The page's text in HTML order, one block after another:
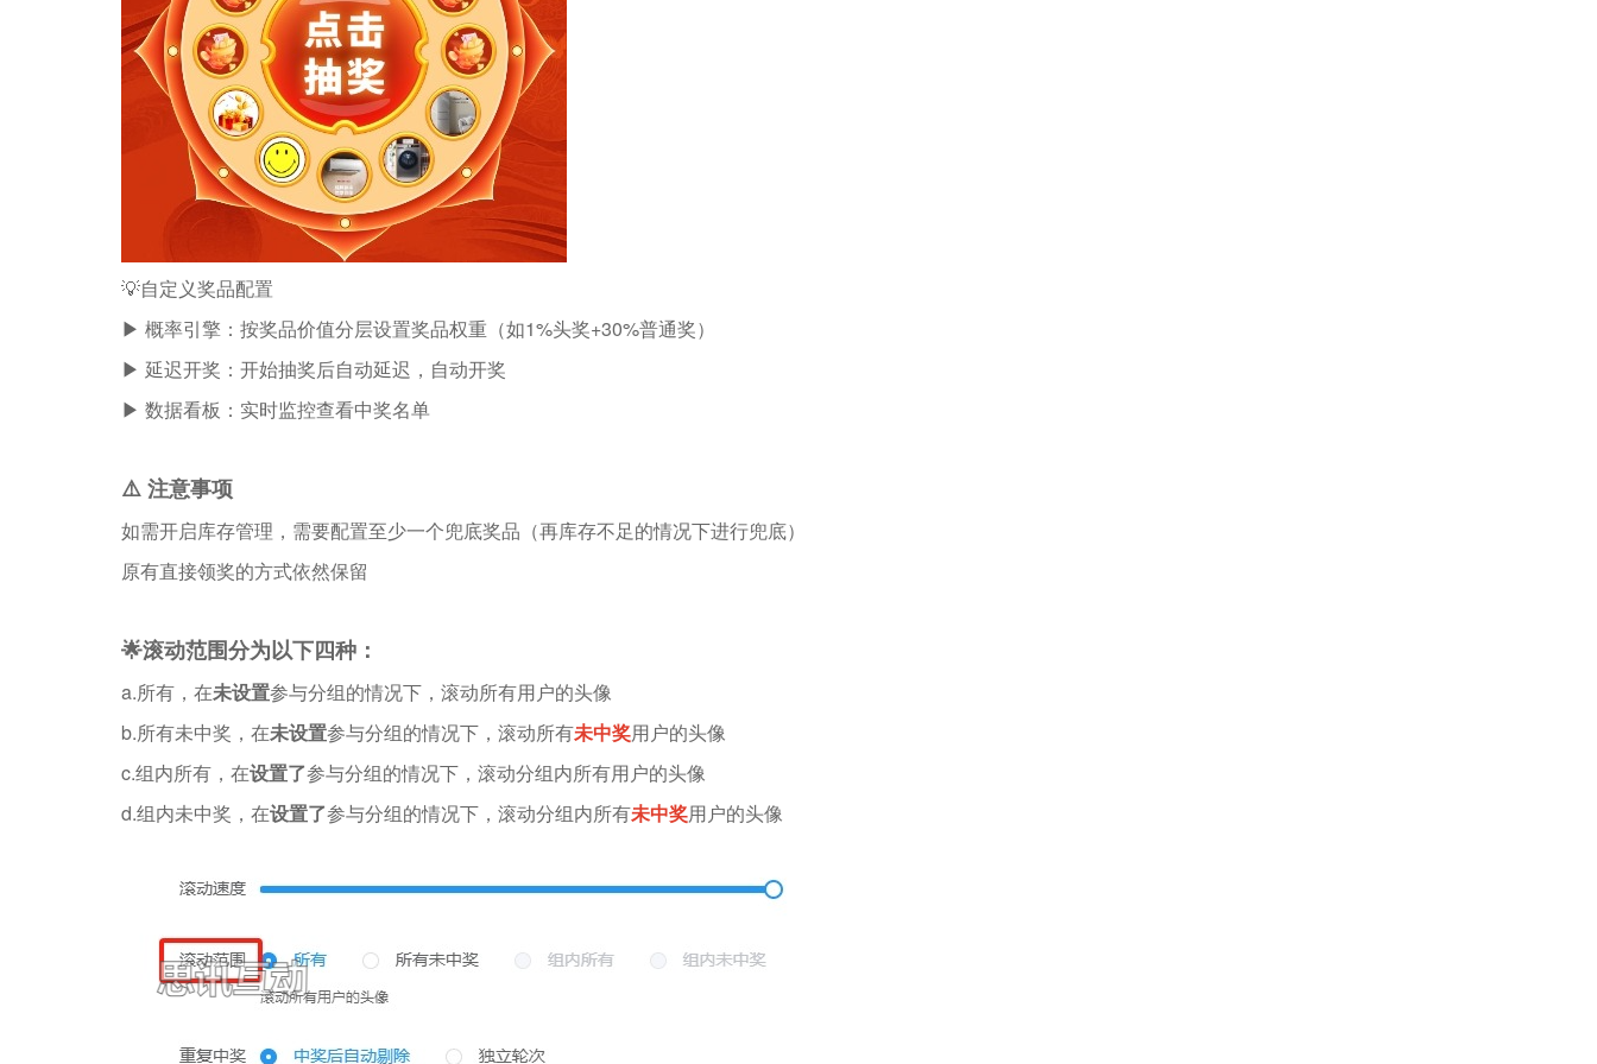
💡自定义奖品配置
▶ 概率引擎：按奖品价值分层设置奖品权重（如1%头奖+30%普通奖）
▶ 延迟开奖：开始抽奖后自动延迟，自动开奖
▶ 数据看板：实时监控查看中奖名单
⚠️ 注意事项​​
如需开启库存管理，需要配置至少一个兜底奖品（再库存不足的情况下进行兜底）
原有直接领奖的方式依然保留
🌟滚动范围分为以下四种：
a.所有，在未设置参与分组的情况下，滚动所有用户的头像
b.所有未中奖，在未设置参与分组的情况下，滚动所有未中奖用户的头像
c.组内所有，在设置了参与分组的情况下，滚动分组内所有用户的头像
d.组内未中奖，在设置了参与分组的情况下，滚动分组内所有未中奖用户的头像